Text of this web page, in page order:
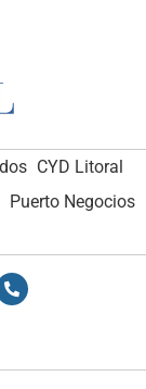
CYD Litoral
Puerto Negocios